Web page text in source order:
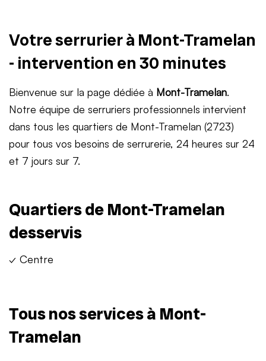
Votre serrurier à Mont-Tramelan
- intervention en 30 minutes
Bienvenue sur la page dédiée à Mont-Tramelan.
Notre équipe de serruriers professionnels intervient
dans tous les quartiers de Mont-Tramelan (2723)
pour tous vos besoins de serrurerie, 24 heures sur 24
et 7 jours sur 7.
Quartiers de Mont-Tramelan
desservis
✓ Centre
Tous nos services à Mont-
Tramelan